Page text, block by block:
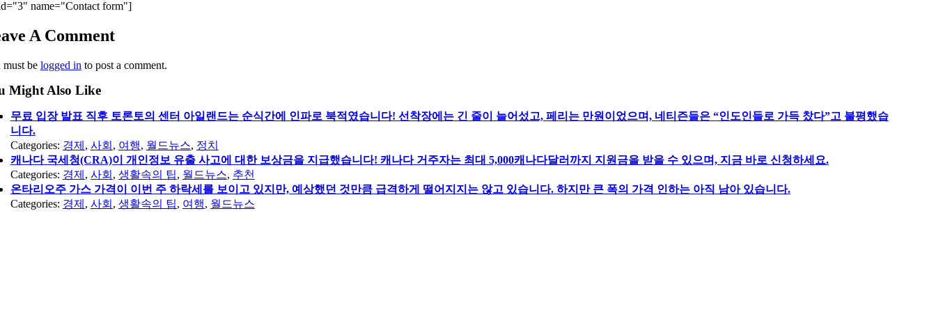
name="Contact form"]
A Comment
must be logged in to post a comment.
Might Also Like
무료 입장 발표 직후 토론토의 센터 아일랜드는 순식간에 인파로 북적였습니다! 선착장에는 긴 줄이 늘어섰고, 페리는 만원이었으며, 네티즌들은 “인도인들로 가득 찼다”고 불평했습
니다.
Categories: 경제 , 사회 , 여행, 월드뉴스, 정치
캐나다 국세청(CRA)이 개인정보 유출 사고에 대한 보상금을 지급했습니다! 캐나다 거주자는 최대 5,000캐나다달러까지 지원금을 받을 수 있으며, 지금 바로 신청하세요.
Categories: 경제 , 사회 , 생활속의 팁, 월드뉴스, 추천
온타리오주 가스 가격이 이번 주 하락세를 보이고 있지만, 예상했던 것만큼 급격하게 떨어지지는 않고 있습니다. 하지만 큰 폭의 가격 인하는 아직 남아 있습니다.
Categories: 경제 , 사회 , 생활속의 팁, 여행, 월드뉴스